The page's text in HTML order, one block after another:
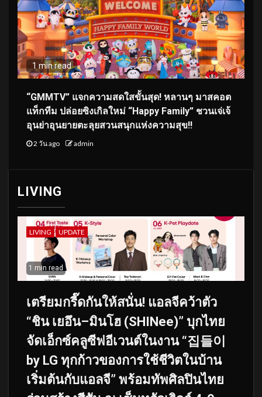
1 min read
“GMMTV” แจกความสดใสขั้นสุด! หลานๆ มาสคอต
แท็กทีม ปล่อยซิงเกิลใหม่ “Happy Family” ชวนเจ่เจ้
อุนย่าอุนยายตะลุยสวนสนุกแห่งความสุข!!
2 วัน ago admin
LIVING
LIVING UPDATE
1 min read
เตรียมกรี๊ดกันให้สนั่น! แอลจีคว้าตัว
“ชิน เยอึน–มินโฮ (SHINee)” บุกไทย
จัดเอ็กซ์คลูซีฟอีเวนต์ในงาน “집들이
by LG ทุกก้าวของการใช้ชีวิตในบ้าน
เริ่มต้นกับแอลจี” พร้อมทัพศิลปินไทย